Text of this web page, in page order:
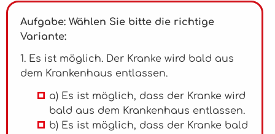
Aufgabe: Wählen Sie bitte die richtige
Variante:
1. Es ist möglich. Der Kranke wird bald aus
dem Krankenhaus entlassen.
a) Es ist möglich, dass der Kranke wird
bald aus dem Krankenhaus entlassen.
b) Es ist möglich, dass der Kranke bald